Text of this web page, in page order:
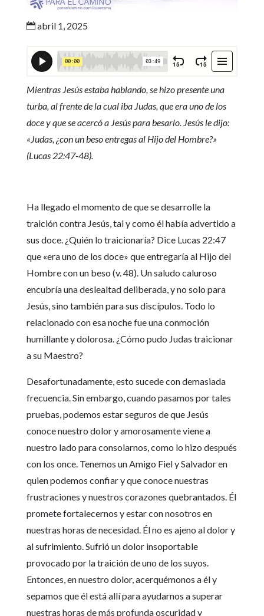
abril 1, 2025
Mientras Jesús estaba hablando, se hizo presente una
turba, al frente de la cual iba Judas, que era uno de los
doce y que se acercó a Jesús para besarlo. Jesús le dijo:
«Judas, ¿con un beso entregas al Hijo del Hombre?»
(Lucas 22:47-48).
Ha llegado el momento de que se desarrolle la
traición contra Jesús, tal y como él había advertido a
sus doce. ¿Quién lo traicionaría? Dice Lucas 22:47
que «era uno de los doce» que entregaría al Hijo del
Hombre con un beso (v. 48). Un saludo caluroso
encubría una deslealtad deliberada, y no solo para
Jesús, sino también para sus discípulos. Todo lo
relacionado con esa noche fue una conmoción
humillante y dolorosa. ¿Cómo pudo Judas traicionar
a su Maestro?
Desafortunadamente, esto sucede con demasiada
frecuencia. Sin embargo, cuando pasamos por tales
pruebas, podemos estar seguros de que Jesús
conoce nuestro dolor y amorosamente viene a
nuestro lado para consolarnos, como lo hizo después
con los once. Tenemos un Amigo Fiel y Salvador en
quien podemos confiar y que conoce nuestras
frustraciones y nuestros corazones quebrantados. Él
promete fortalecernos y estar con nosotros en
nuestras horas de necesidad. Él no es ajeno al dolor y
al sufrimiento. Sufrió un dolor insoportable
provocado por la traición de uno de los suyos.
Entonces, en nuestro dolor, acerquémonos a él y
sepamos que él está allí para ayudarnos a superar
nuestras horas de más profunda oscuridad y